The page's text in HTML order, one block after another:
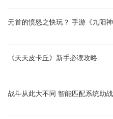
《天天皮卡丘》新手必读攻略